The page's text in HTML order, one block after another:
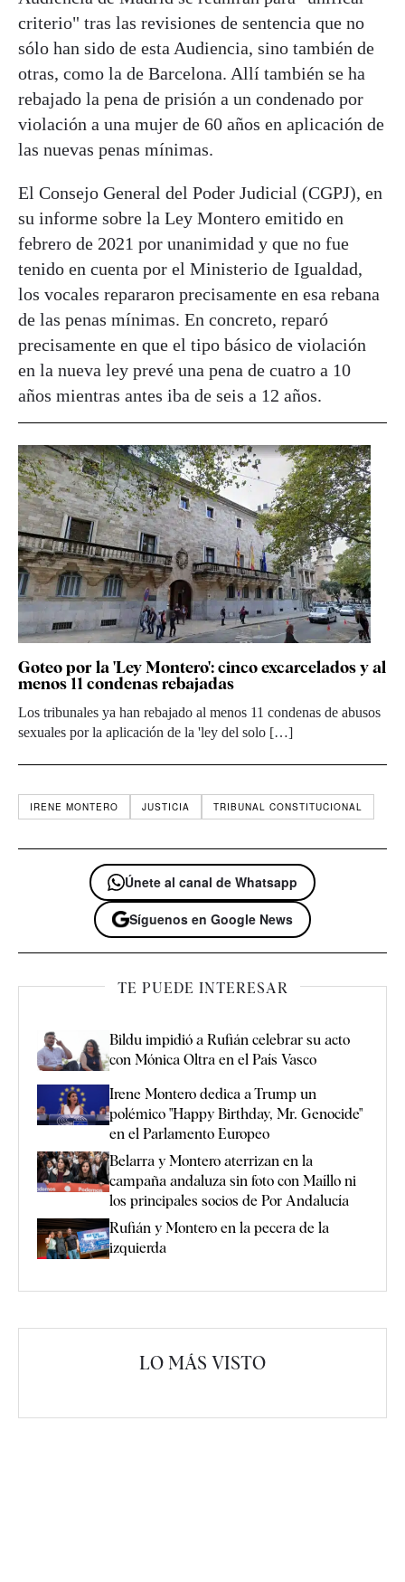
criterio" tras las revisiones de sentencia que no
sólo han sido de esta Audiencia, sino también de
otras, como la de Barcelona. Allí también se ha
rebajado la pena de prisión a un condenado por
violación a una mujer de 60 años en aplicación de
las nuevas penas mínimas.
El Consejo General del Poder Judicial (CGPJ), en
su informe sobre la Ley Montero emitido en
febrero de 2021 por unanimidad y que no fue
tenido en cuenta por el Ministerio de Igualdad,
los vocales repararon precisamente en esa rebana
de las penas mínimas. En concreto, reparó
precisamente en que el tipo básico de violación
en la nueva ley prevé una pena de cuatro a 10
años mientras antes iba de seis a 12 años.
Goteo por la 'Ley Montero': cinco excarcelados y al
menos 11 condenas rebajadas
Los tribunales ya han rebajado al menos 11 condenas de abusos
sexuales por la aplicación de la 'ley del solo […]
IRENE MONTERO JUSTICIA TRIBUNAL CONSTITUCIONAL
Únete al canal de Whatsapp
Síguenos en Google News
TE PUEDE INTERESAR
Bildu impidió a Rufián celebrar su acto
con Mónica Oltra en el País Vasco
Irene Montero dedica a Trump un
polémico "Happy Birthday, Mr. Genocide"
en el Parlamento Europeo
Belarra y Montero aterrizan en la
campaña andaluza sin foto con Maíllo ni
los principales socios de Por Andalucía
Rufián y Montero en la pecera de la
izquierda
LO MÁS VISTO